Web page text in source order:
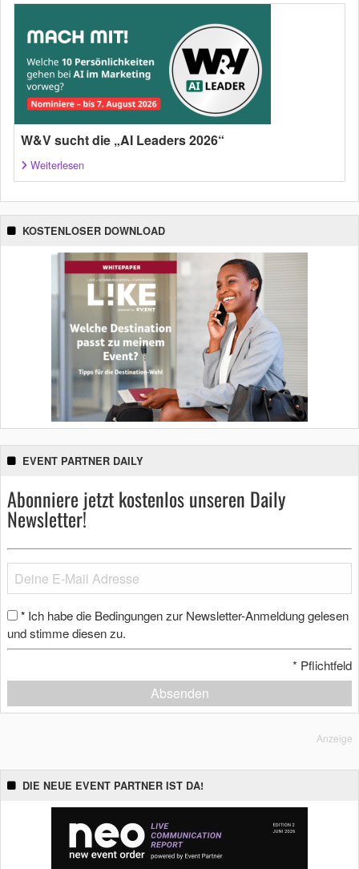
W&V sucht die „AI Leaders 2026“
Weiterlesen
KOSTENLOSER DOWNLOAD
EVENT PARTNER DAILY
Abonniere jetzt kostenlos unseren Daily
Newsletter!
* Ich habe die Bedingungen zur Newsletter-Anmeldung gelesen
und stimme diesen zu.
* Pflichtfeld
Absenden
Anzeige
DIE NEUE EVENT PARTNER IST DA!